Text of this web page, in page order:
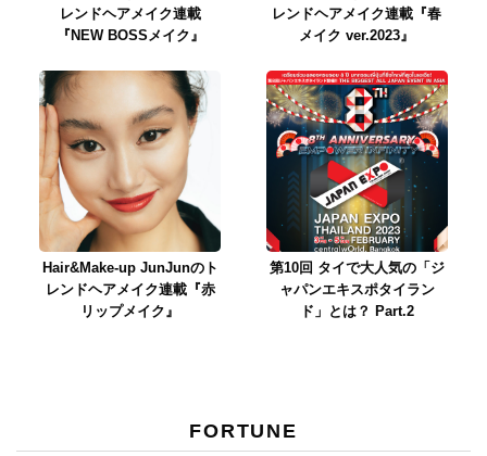
レンドヘアメイク連載
『NEW BOSSメイク』
レンドヘアメイク連載『春
メイク ver.2023』
Hair&Make-up JunJunのト
レンドヘアメイク連載『赤
リップメイク』
第10回 タイで大人気の「ジ
ャパンエキスポタイラン
ド」とは？ Part.2
FORTUNE